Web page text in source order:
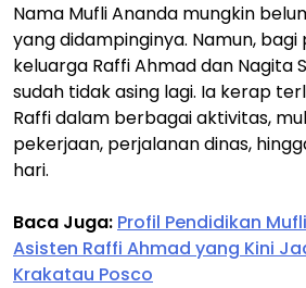
Nama Mufli Ananda mungkin
yang didampinginya. Namun,
keluarga Raffi Ahmad dan Nagita
sudah tidak asing lagi. Ia kerap
Raffi dalam berbagai aktivitas,
pekerjaan, perjalanan dinas,
hari.
Baca Juga: Profil Pendidikan
Asisten Raffi Ahmad yang Kini
Krakatau Posco